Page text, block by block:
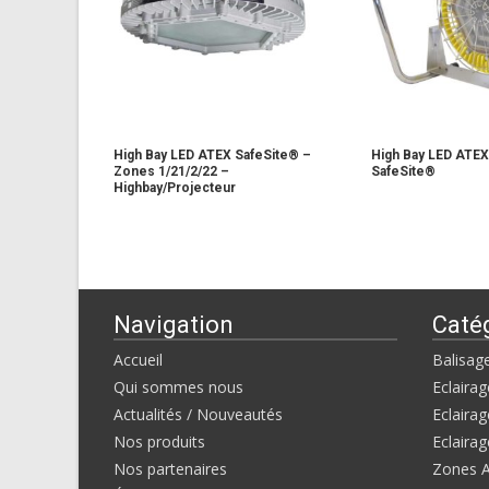
High Bay LED ATEX SafeSite® –
Zones 1/21/2/22 –
Highbay/Projecteur
High Bay LED
SafeSite®
Navigation
Accueil
Qui sommes nous
Actualités / Nouveautés
Nos produits
Nos partenaires
Zones